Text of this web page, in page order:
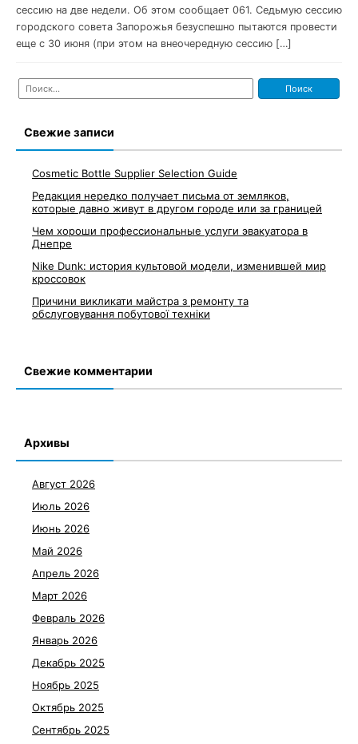
сессию на две недели. Об этом сообщает 061. Седьмую сессию
городского совета Запорожья безуспешно пытаются провести
еще с 30 июня (при этом на внеочередную сессию […]
Найти:
Свежие записи
Cosmetic Bottle Supplier Selection Guide
Редакция нередко получает письма от земляков,
которые давно живут в другом городе или за границей
Чем хороши профессиональные услуги эвакуатора в
Днепре
Nike Dunk: история культовой модели, изменившей мир
кроссовок
Причини викликати майстра з ремонту та
обслуговування побутової техніки
Свежие комментарии
Архивы
Август 2026
Июль 2026
Июнь 2026
Май 2026
Апрель 2026
Март 2026
Февраль 2026
Январь 2026
Декабрь 2025
Ноябрь 2025
Октябрь 2025
Сентябрь 2025